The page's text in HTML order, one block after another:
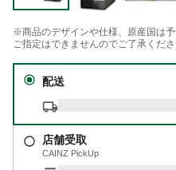
※商品のデザインや仕様、原産国は
ご指定はできませんのでご了承くださ
配送
店舗受取
CAINZ PickUp